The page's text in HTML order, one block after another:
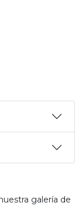
galería de